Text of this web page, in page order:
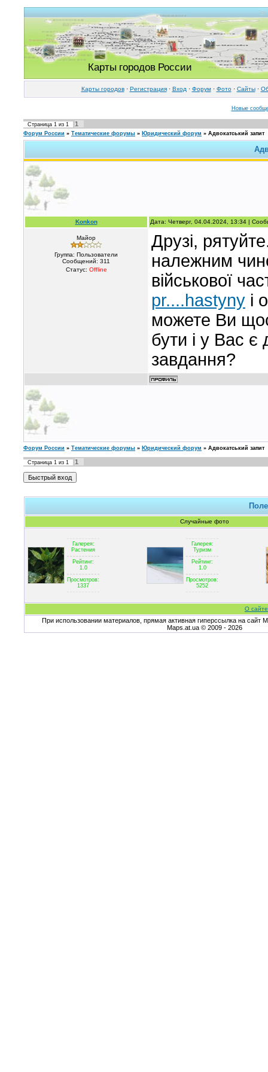
Карты городов России
Карты городов· Регистрация· Вход · Форум· Фото· Cайты·
Новые
Страница 1 из 1 1
Форум России » Тематические форумы » Юридический форум » Адвокатський запит
Konkon Дата: Четверг, 04.04.2024, 13:34 |
Майор
Группа: Пользователи
Сообщений: 311
Статус: Offline
Друзі,
належним
військової
pr....hastyny і
можете Ви
бути і у Вас є
завдання?
Форум России » Тематические форумы » Юридический форум » Адвокатський запит
Страница 1 из 1 1
Случайные фото
Галерея:
Растения
Рейтинг:
1.0
Просмотров:
1337
Галерея:
Туризм
Рейтинг:
1.0
Просмотров:
5252
О
При использовании материалов, прямая активная гиперссылка на сайт
Maps.at.ua © 2009 - 2026